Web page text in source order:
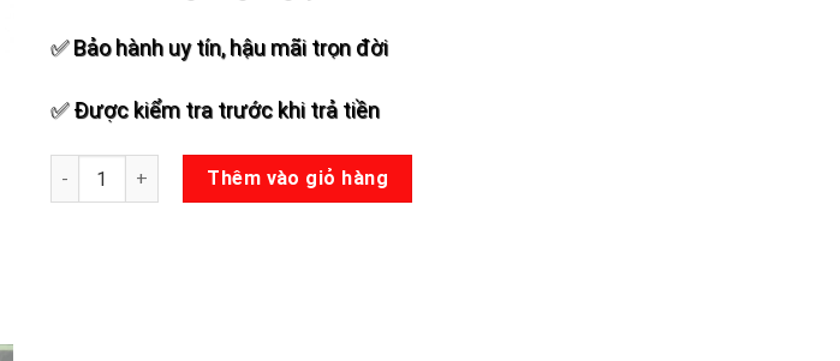
✅ Bảo hành uy tín, hậu mãi trọn đời
✅ Được kiểm tra trước khi trả tiền
Loa karaoke mini Daile S8 số lượng
Thêm vào giỏ hàng